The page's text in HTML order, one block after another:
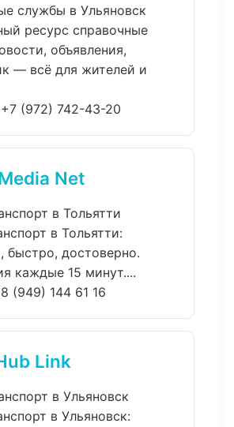
службы в Ульяновск
ресурс справочные
объявления,
— всё для жителей и
+7 (972) 742-43-20
Net
в Тольятти
в Тольятти:
быстро, достоверно.
каждые 15 минут....
8 (949) 144 61 16
Link
в Ульяновск
в Ульяновск: